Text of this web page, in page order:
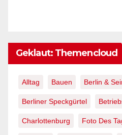
Geklaut: Themencloud
Alltag Bauen Berlin &
Berliner Speckgürtel
Charlottenburg Foto Des